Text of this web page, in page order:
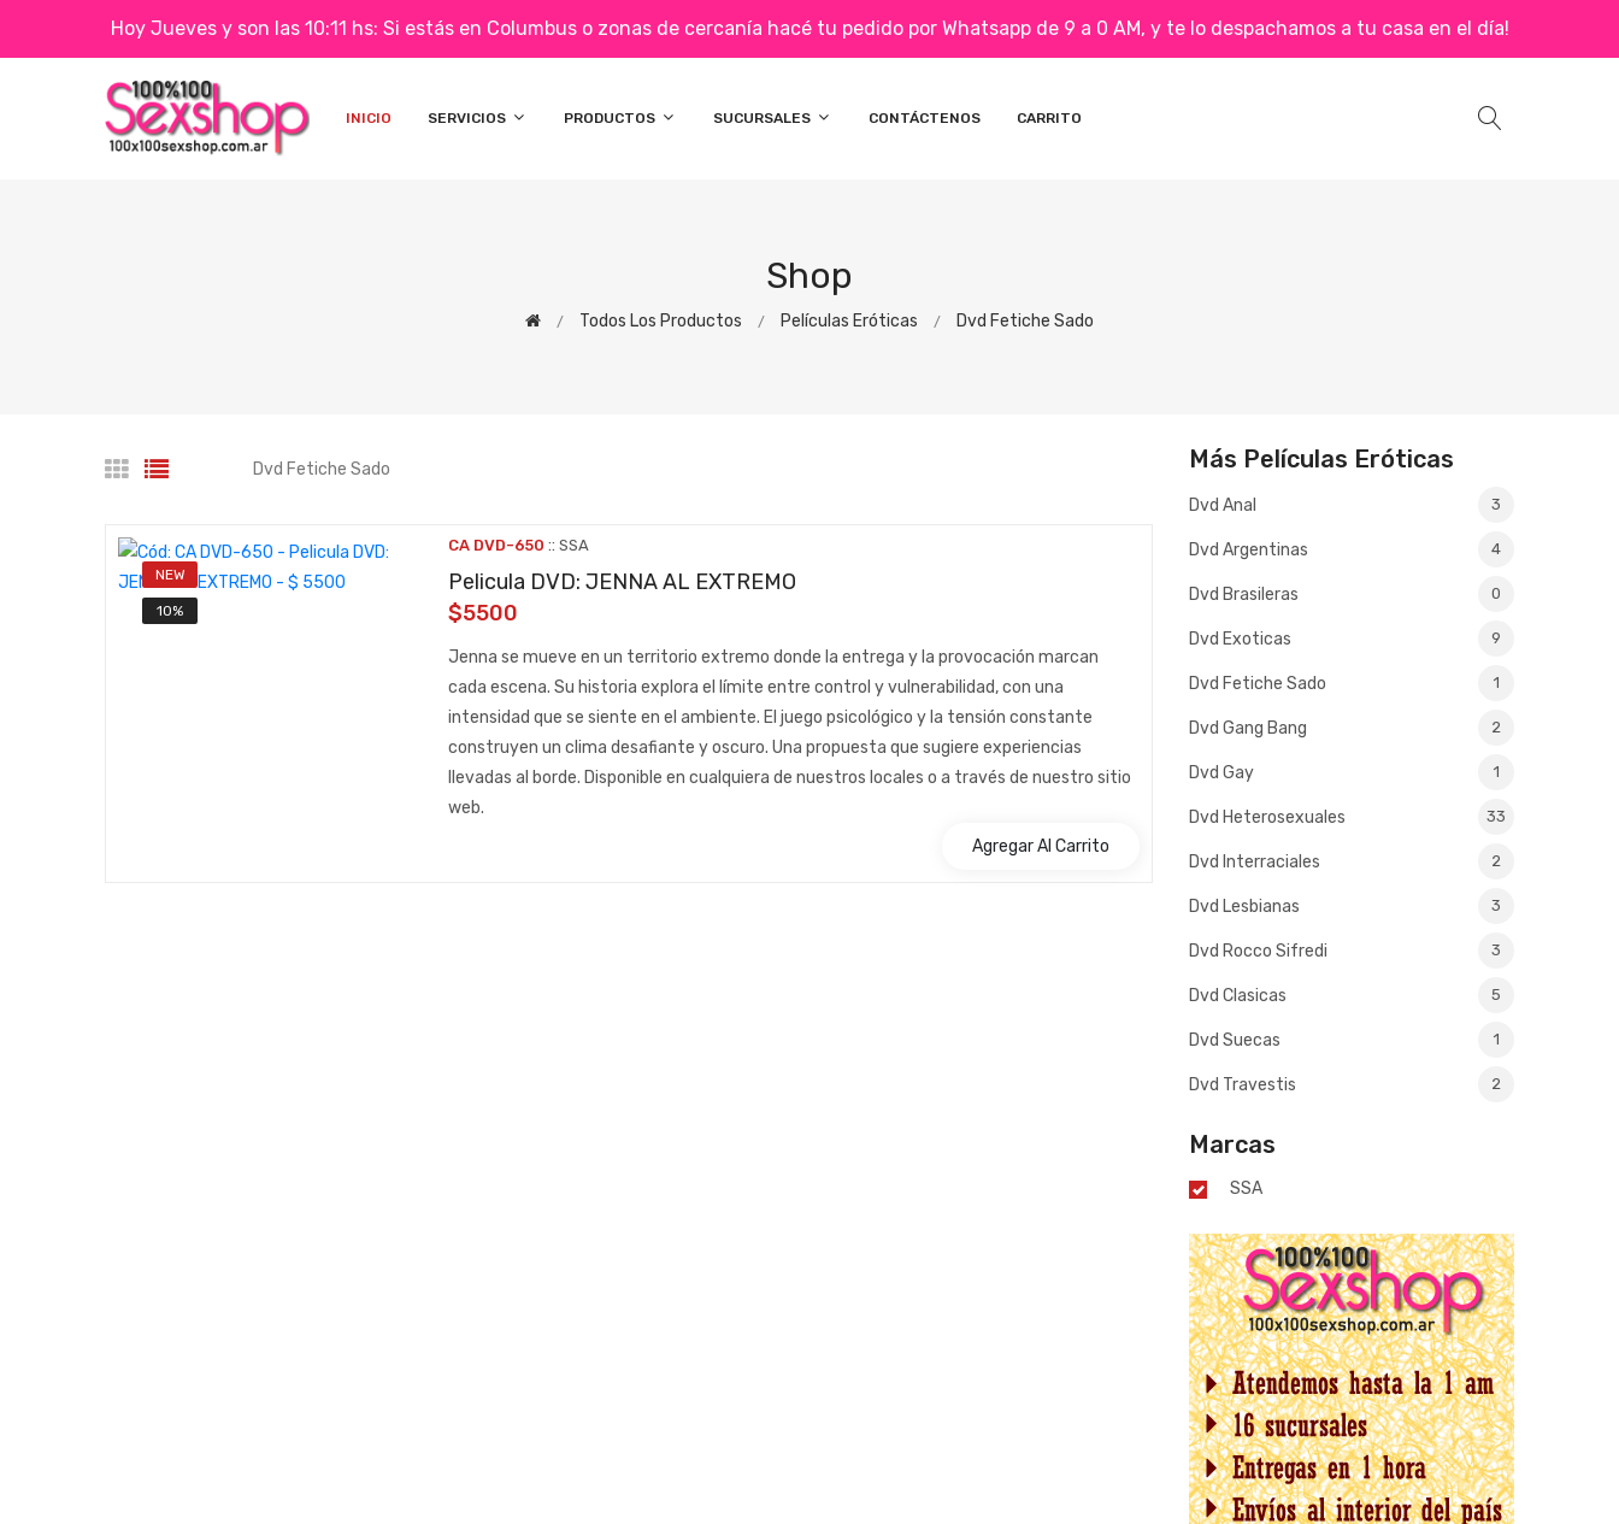
Hoy Jueves y son las 10:11 hs: Si estás en Columbus o zonas de cercanía hacé tu pedido por Whatsapp de 9 a 0 AM, y te lo despachamos a tu casa en el día!
INICIO SERVICIOS PRODUCTOS SUCURSALES CONTÁCTENOS CARRITO
Shop
Todos Los Productos Películas Eróticas Dvd Fetiche Sado
Más Películas Eróticas
Dvd Anal 3
Dvd Argentinas 4
Dvd Brasileras 0
Dvd Exoticas 9
Dvd Fetiche Sado 1
Dvd Gang Bang 2
Dvd Gay 1
Dvd Heterosexuales 33
Dvd Interraciales 2
Dvd Lesbianas 3
Dvd Rocco Sifredi 3
Dvd Clasicas 5
Dvd Suecas 1
Dvd Travestis 2
Marcas
SSA
Dvd Fetiche Sado
NEW
10%
CA DVD-650 ::SSA
Pelicula DVD: JENNA AL EXTREMO
$5500
Jenna se mueve en un territorio extremo donde la entrega y la provocación marcan
cada escena. Su historia explora el límite entre control y vulnerabilidad, con una
intensidad que se siente en el ambiente. El juego psicológico y la tensión constante
construyen un clima desafiante y oscuro. Una propuesta que sugiere experiencias
llevadas al borde. Disponible en cualquiera de nuestros locales o a través de nuestro sitio
web.
Agregar Al Carrito